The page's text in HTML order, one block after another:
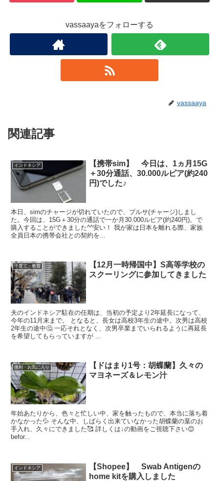
vassaayaをフォローする
vassaaya
関連記事
インドネシア
【携帯sim】 今日は、1ヵ月15G
＋30分通話、30.000ルピア(約240
円)でした♪
本日、simのチャージが切れていたので、プルサ(チャージ)しまし
た。今回は、15G＋30分の通話で一か月30.000ルピア(約240円)。で
購入することができました^^安い！ 我が家は日本を離れる際、家族
全員日本の携帯会社との契約を...
子育て・教育
【12月一時帰国中】S高等学校の
スクーリングに参加してきました
夫のインドネシア駐在の任期は、当初の予定より2年延長になって、
今年の11月末まで。 となると、長女は高校3年生の途中。次男は高校
2年生の途中🤔 一応それとなく、次男卒業までいられるように再延長
を希望してもらっていますが ...
便利・お気に入り
【ドはまり1号：胡蝶蘭】久々の
マヨネーズ＆レモン汁
年始あたりから、色々と忙しい中、家を触ったもので、本当に落ち着
かなかった💦 そんな中、しばらく出来ていなかった胡蝶蘭の葉のお
手入れ、久々にできました🥰 詳しくは↓の動画をご視聴下さい😊
befor...
インドネシア
【Shopee】 Swab Antigenの
home kitを購入しました